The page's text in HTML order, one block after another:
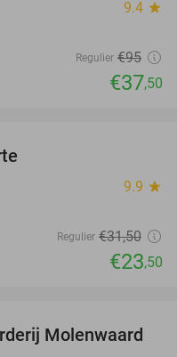
9.4 star
Regulier €95
€37,50
9.9 star
Regulier €31,50
€23,50
27%
Molenwaard